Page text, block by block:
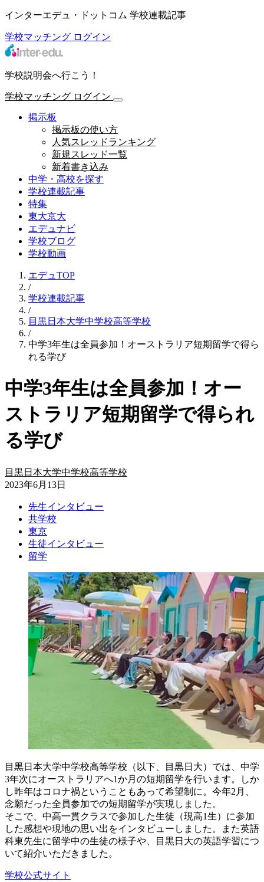
インターエデュ・ドットコム 学校連載記事
学校マッチング ログイン
学校説明会へ行こう！
学校マッチング ログイン
掲示板
掲示板の使い方
人気スレッドランキング
新規スレッド一覧
新着書き込み
中学・高校を探す
学校連載記事
特集
東大京大
エデュナビ
学校ブログ
学校動画
エデュTOP
/
学校連載記事
/
目黒日本大学中学校高等学校
/
中学3年生は全員参加！オーストラリア短期留学で得ら
れる学び
中学3年生は全員参加！オー
ストラリア短期留学で得られ
る学び
目黒日本大学中学校高等学校
2023年6月13日
先生インタビュー
共学校
東京
生徒インタビュー
留学
目黒日本大学中学校高等学校（以下、目黒日大）では、中学
3年次にオーストラリアへ1か月の短期留学を行います。しか
し昨年はコロナ禍ということもあって希望制に。今年2月、
念願だった全員参加での短期留学が実現しました。
そこで、中高一貫クラスで参加した生徒（現高1生）に参加
した感想や現地の思い出をインタビューしました。また英語
科東先生に留学中の生徒の様子や、目黒日大の英語学習につ
いて紹介いただきました。
学校公式サイト